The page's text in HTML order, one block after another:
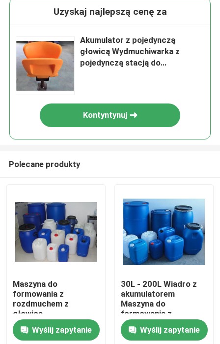
Dom
Produkty
O nas
Uzyskaj najlepszą cenę za
Akumulator z pojedynczą
głowicą Wydmuchiwarka z
pojedynczą stacją do
Kontyntynuj
Polecane produkty
Maszyna do
formowania z
rozdmuchem z
głowicą
akumulatorową do 20L
- 200L chemicznego
Wyślij zapytanie
30L - 200L Wiadro z
akumulatorem
Maszyna do
formowania z
rozdmuchem Wysoka
prędkośćWyślij zapytanie